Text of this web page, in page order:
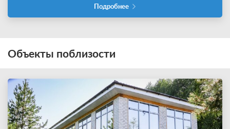
Подробнее
Объекты поблизости